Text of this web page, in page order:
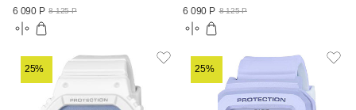
6 090 Р 8 125 Р
6 090 Р 8 125 Р
25% 25%